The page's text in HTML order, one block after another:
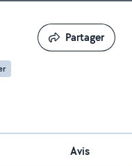
Partager
Partager
Avis